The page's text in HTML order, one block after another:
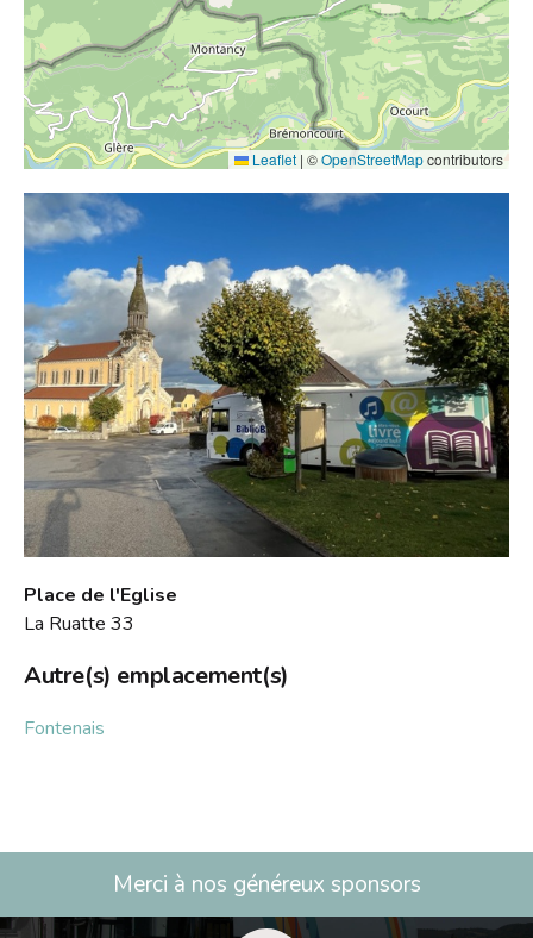
Contact
Liens
Leaflet | ©OpenStreetMapcontributors
Place de l'Eglise
La Ruatte 33
Autre(s) emplacement(s)
Fontenais
Merci à nos généreux sponsors